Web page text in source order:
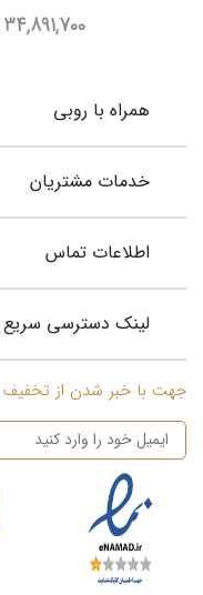
34,891,700
همراه با روبی
خدمات مشتریان
اطلاعات تماس
لینک دسترسی سریع
جهت با خبر شدن از تخفیف